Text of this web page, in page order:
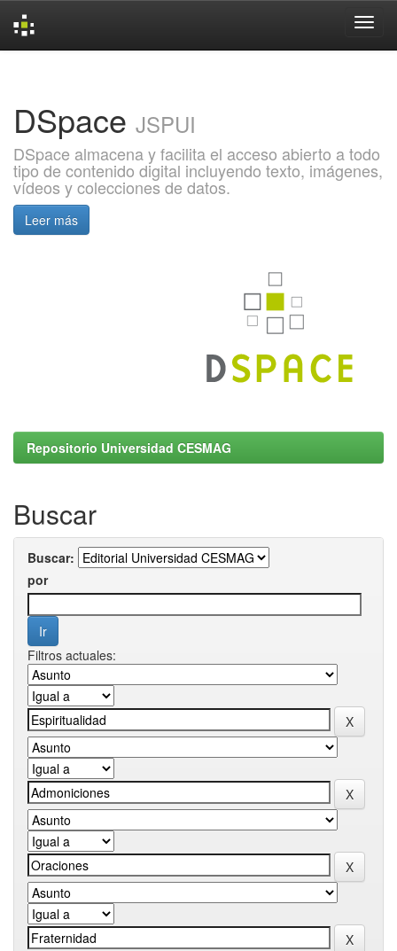
DSpace JSPUI
DSpace almacena y facilita el acceso abierto a todo
tipo de contenido digital incluyendo texto, imágenes,
vídeos y colecciones de datos.
Leer más
Repositorio Universidad CESMAG
Buscar
Buscar:
por
Filtros actuales: